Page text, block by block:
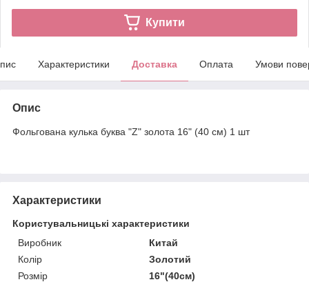
Купити
Характеристики Доставка Оплата Умови
Опис
Фольгована кулька буква "Z" золота 16" (40 см) 1 шт
Характеристики
Користувальницькі характеристики
Виробник
Китай
Колір
Золотий
Розмір
16"(40см)